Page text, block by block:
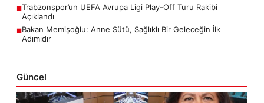
■Trabzonspor’un UEFA Avrupa Ligi Play-Off Turu Rakibi
Açıklandı
■Bakan Memişoğlu: Anne Sütü, Sağlıklı Bir Geleceğin İlk
Adımıdır
Güncel